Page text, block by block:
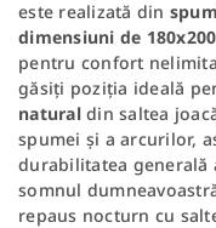
este realizată din
dimensiuni de
pentru confort
găsiți poziția ideală
naturaldin saltea
spumei și a arcurilor,
durabilitatea generală
somnul
repaus nocturn cu